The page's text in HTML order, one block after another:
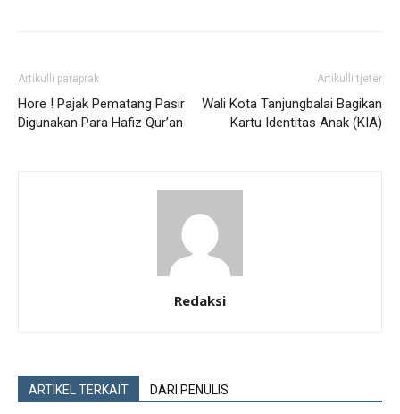
Artikulli paraprak
Hore ! Pajak Pematang Pasir
Digunakan Para Hafiz Qur’an
Artikulli tjetër
Wali Kota Tanjungbalai Bagikan
Kartu Identitas Anak (KIA)
Redaksi
ARTIKEL TERKAIT DARI PENULIS